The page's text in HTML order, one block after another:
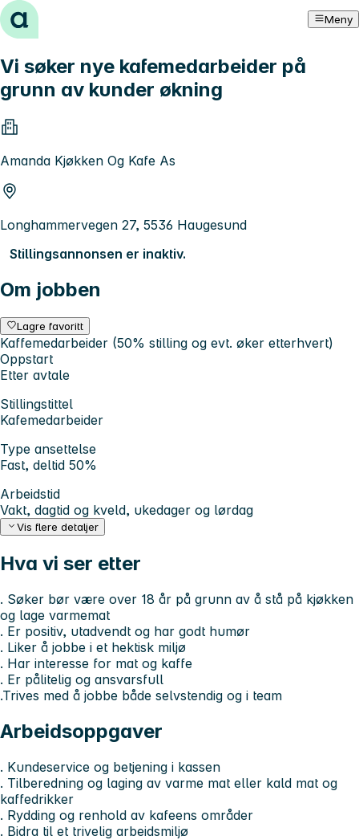
Hopp til innhold Meny
Vi søker nye kafemedarbeider på
grunn av kunder økning
Amanda Kjøkken Og Kafe As
Longhammervegen 27, 5536 Haugesund
Stillingsannonsen er inaktiv.
Om jobben
Lagre favoritt
Kaffemedarbeider (50% stilling og evt. øker etterhvert)
Oppstart
Etter avtale
Stillingstittel
Kafemedarbeider
Type ansettelse
Fast, deltid 50%
Arbeidstid
Vakt, dagtid og kveld, ukedager og lørdag
Vis flere detaljer
Hva vi ser etter
. Søker bør være over 18 år på grunn av å stå på kjøkken
og lage varmemat
. Er positiv, utadvendt og har godt humør
. Liker å jobbe i et hektisk miljø
. Har interesse for mat og kaffe
. Er pålitelig og ansvarsfull
.Trives med å jobbe både selvstendig og i team
Arbeidsoppgaver
. Kundeservice og betjening i kassen
. Tilberedning og laging av varme mat eller kald mat og
kaffedrikker
. Rydding og renhold av kafeens områder
. Bidra til et trivelig arbeidsmiljø